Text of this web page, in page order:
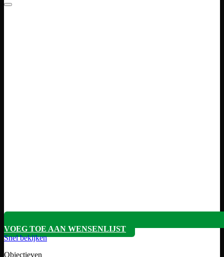
VOEG TOE AAN WENSENLIJST
Snel bekijken
Objectieven